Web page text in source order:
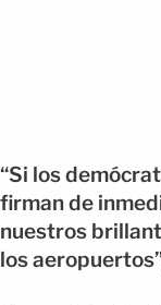
“Si los
firman de
nuestros
los